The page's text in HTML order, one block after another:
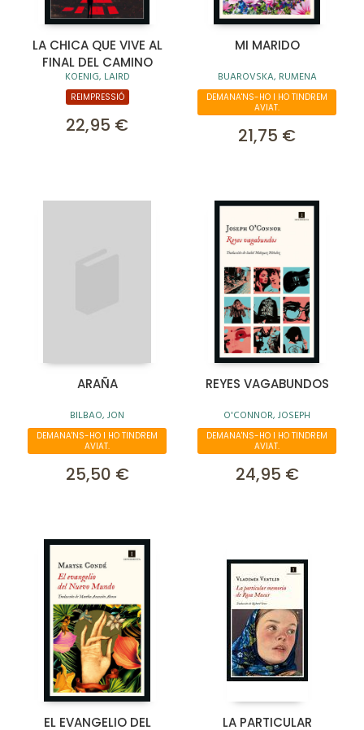
LA CHICA QUE VIVE AL
FINAL DEL CAMINO
KOENIG, LAIRD
REIMPRESSIÓ
22,95 €
MI MARIDO
BUAROVSKA, RUMENA
DEMANA'NS-HO I HO TINDREM
AVIAT.
21,75 €
ARAÑA
BILBAO, JON
DEMANA'NS-HO I HO TINDREM
AVIAT.
25,50 €
REYES VAGABUNDOS
O'CONNOR, JOSEPH
DEMANA'NS-HO I HO TINDREM
AVIAT.
24,95 €
EL EVANGELIO DEL LA PARTICULAR